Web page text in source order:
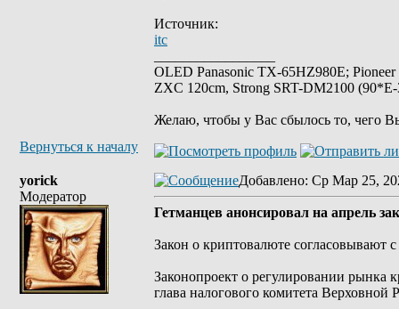
Источник:
itc
OLED Panasonic TX-65HZ980E;
ZXC 120cm, Strong SRT-DM2100
Желаю, чтобы у Вас сбылось то, чего
Вернуться к началу
yorick
Модератор
Добавлено: Ср Мар 25,
Гетманцев анонсировал на апрель
Закон о криптовалюте
Законопроект о регулировании рынка
глава налогового комитета